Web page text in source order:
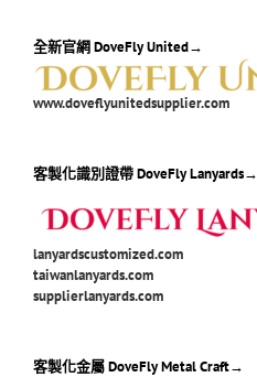
全新官網 DoveFly United→
www.doveflyunitedsupplier.com
客製化識別證帶 DoveFly Lanyards→
lanyardscustomized.com
taiwanlanyards.com
supplierlanyards.com
客製化金屬 DoveFly Metal Craft→